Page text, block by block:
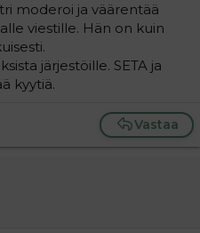
moderoi ja väärentää
viestille. Hän on kuin
järjestöille. SETA ja
kyytiä.
Vastaa